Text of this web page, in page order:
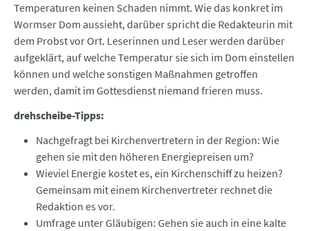
Temperaturen keinen Schaden nimmt. Wie das konkret im
Wormser Dom aussieht, darüber spricht die Redakteurin mit
dem Probst vor Ort. Leserinnen und Leser werden darüber
aufgeklärt, auf welche Temperatur sie sich im Dom einstellen
können und welche sonstigen Maßnahmen getroffen
werden, damit im Gottesdienst niemand frieren muss.
drehscheibe-Tipps:
Nachgefragt bei Kirchenvertretern in der Region: Wie
gehen sie mit den höheren Energiepreisen um?
Wieviel Energie kostet es, ein Kirchenschiff zu heizen?
Gemeinsam mit einem Kirchenvertreter rechnet die
Redaktion es vor.
Umfrage unter Gläubigen: Gehen sie auch in eine kalte